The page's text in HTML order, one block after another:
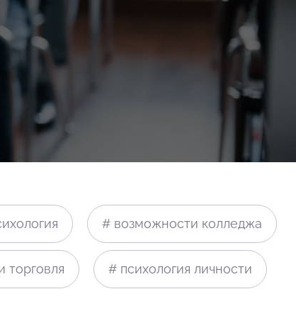
# возможности колледжа
торговля # психология личности